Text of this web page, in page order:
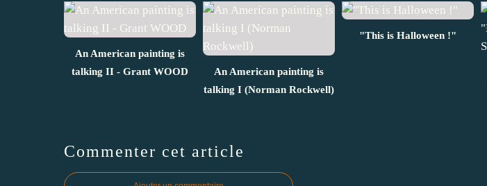
An American painting is
talking II - Grant WOOD
An American painting is
talking I (Norman Rockwell)
"This is Halloween !"
Commenter cet article